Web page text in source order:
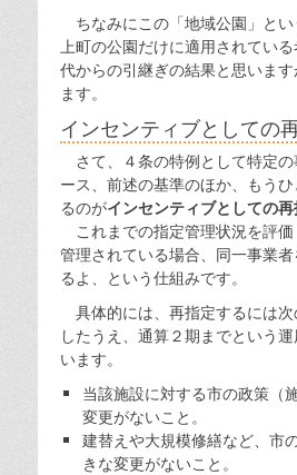
ちなみにこの「地域公園」と
上町の公園だけに適用されてい
代からの引継ぎの結果と思いま
ます。
インセンティブとしての
さて、４条の特例として特定
ース、前述の基準のほか、もう
るのがインセンティブとしての再
これまでの指定管理状況を評価
管理されている場合、同一事業
るよ、という仕組みです。
具体的には、再指定するには次
したうえ、通算２期までという
います。
当該施設に対する市の政策（
変更がないこと。
建替えや大規模修繕など、市
きな変更がないこと。